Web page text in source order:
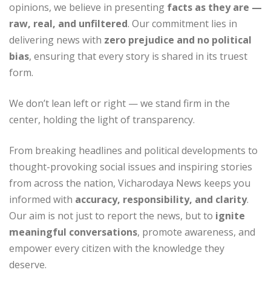
opinions, we believe in presenting facts as they are —
raw, real, and unfiltered. Our commitment lies in
delivering news with zero prejudice and no political
bias, ensuring that every story is shared in its truest
form.
We don’t lean left or right — we stand firm in the
center, holding the light of transparency.
From breaking headlines and political developments to
thought-provoking social issues and inspiring stories
from across the nation, Vicharodaya News keeps you
informed with accuracy, responsibility, and clarity.
Our aim is not just to report the news, but to ignite
meaningful conversations, promote awareness, and
empower every citizen with the knowledge they
deserve.